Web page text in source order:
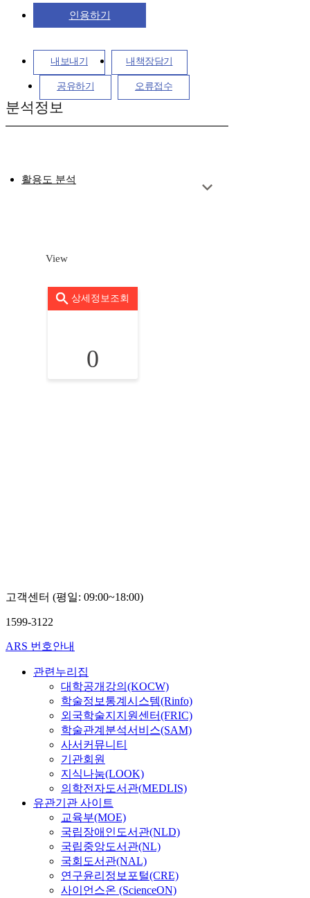
인용하기
내보내기 내책장담기
공유하기 오류접수
분석정보
활용도 분석
View
상세정보조회
0
고객센터 (평일: 09:00~18:00)
1599-3122
ARS 번호안내
관련누리집
대학공개강의(KOCW)
학술정보통계시스템(Rinfo)
외국학술지지원센터(FRIC)
학술관계분석서비스(SAM)
사서커뮤니티
기관회원
지식나눔(LOOK)
의학전자도서관(MEDLIS)
유관기관 사이트
교육부(MOE)
국립장애인도서관(NLD)
국립중앙도서관(NL)
국회도서관(NAL)
연구윤리정보포털(CRE)
사이언스온 (ScienceON)